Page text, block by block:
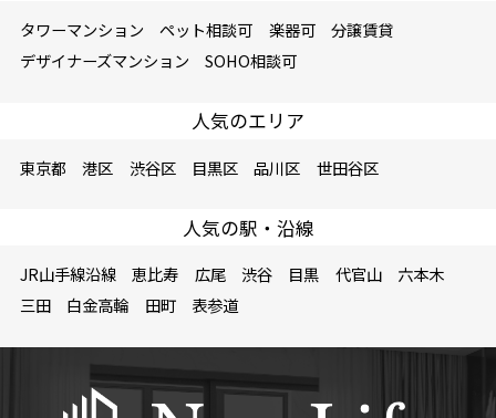
タワーマンション ペット相談可 楽器可
分譲賃貸
デザイナーズマンション
SOHO相談可
人気のエリア
東京都 港区 渋谷区 目黒区 品川区 世田谷区
人気の駅・沿線
JR山手線沿線 恵比寿 広尾 渋谷 目黒 代官山
六本木
三田
白金高輪 田町 表参道